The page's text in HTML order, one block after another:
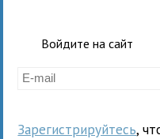
Войдите на сайт
Зарегистрируйтесь,